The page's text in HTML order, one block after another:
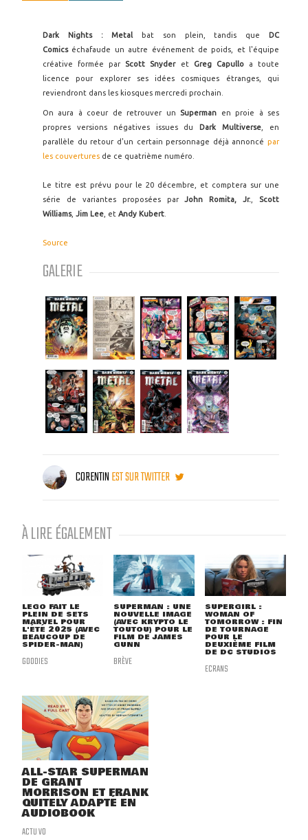
Dark Nights : Metal bat son plein, tandis que DC
Comicséchafaude un autre événement de poids, et l'équipe
créative formée par Scott Snyderet Greg Capulloa toute
licence pour explorer ses idées cosmiques étranges, qui
reviendront dans les kiosques mercredi prochain.
On aura à coeur de retrouver un Superman en proie à ses
propres versions négatives issues du Dark Multiverse , en
parallèle du retour d'un certain personnage déjà annoncé par
les couvertures de ce quatrième numéro.
Le titre est prévu pour le 20 décembre, et comptera sur une
série de variantes proposées parJohn Romita, Jr.
Scott
Williams, Jim Lee , et Andy Kubert
Source
GALERIE
CORENTINEST SUR TWITTER
À LIRE ÉGALEMENT
LEGO FAIT LE
PLEIN DE SETS
MARVEL POUR
L'ÉTÉ 2025 (AVEC
BEAUCOUP DE
SPIDER-MAN)
GOODIES
SUPERMAN : UNE
NOUVELLE IMAGE
(AVEC KRYPTO LE
TOUTOU) POUR LE
FILM DE JAMES
GUNN
BRÈVE
SUPERGIRL :
WOMAN OF
TOMORROW : FIN
DE TOURNAGE
POUR LE
DEUXIÈME FILM
DE DC STUDIOS
ECRANS
ALL-STAR SUPERMAN
DE GRANT
MORRISON ET FRANK
QUITELY ADAPTÉ EN
AUDIOBOOK
ACTU VO